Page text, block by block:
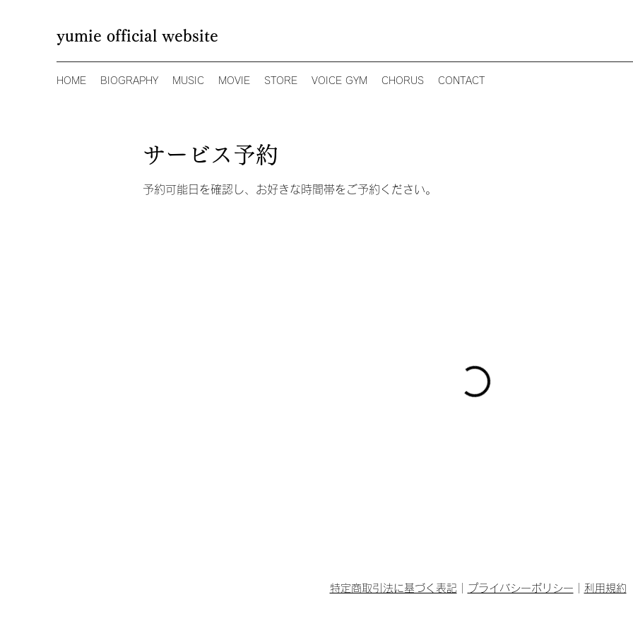
yumie official website
HOME BIOGRAPHY MUSIC MOVIE STORE VOICE GYM CHORUS CONTACT
サービス予約
予約可能日を確認し、お好きな時間帯をご予約ください。
特定商取引法に基づく表記｜ プライバシーポリシー 利用規約